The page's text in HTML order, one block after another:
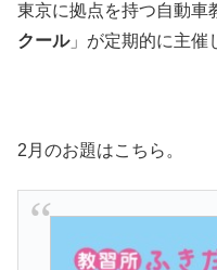
東京に拠点を持つ自動車
クール」が定期的に主催
2月のお題はこちら。